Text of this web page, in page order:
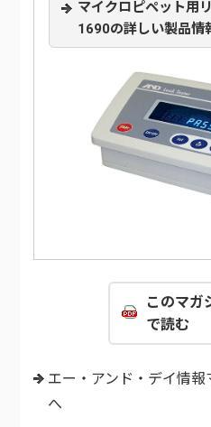
マイクロピペット用
1690の詳しい製品情
このマガ
で読む
エー・アンド・デイ情報
へ